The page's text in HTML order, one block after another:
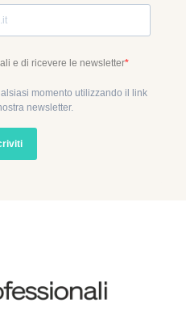
e di ricevere le newsletter
momento utilizzando il link
newsletter.